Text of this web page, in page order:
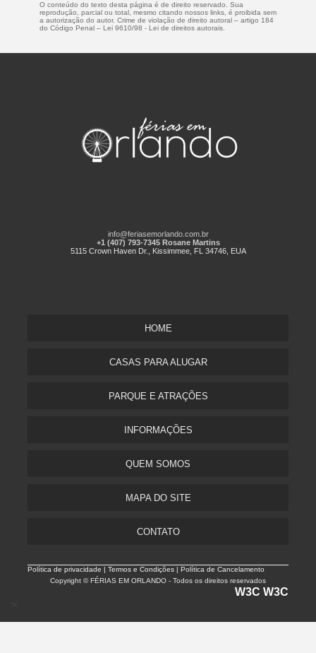
O conteúdo do texto desta página é de direito reservado. Sua
reprodução, parcial ou total, mesmo citando nossos links, é proibida sem
a autorização do autor. Crime de violação de direito autoral – artigo 184
do Código Penal – Lei 9610/98 - Lei de direitos autorais
info@feriasemorlando.com.br
+1 (407) 793-7345 Rosane Martins
5115 Crown Haven Dr., Kissimmee, FL 34746, EUA
HOME
CASAS PARA ALUGAR
PARQUE E ATRAÇÕES
INFORMAÇÕES
QUEM SOMOS
MAPA DO SITE
CONTATO
Política de privacidade |Termos e Condições | Política de Cancelamento
Copyright © FÉRIAS EM ORLANDO - Todos os direitos reservados
W3C W3C